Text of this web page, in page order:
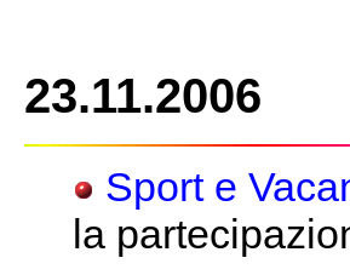
23.11.2006
Sport e
la